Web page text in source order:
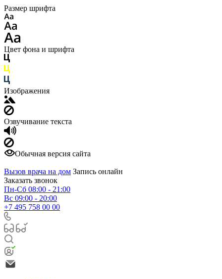
Размер шрифта
Цвет фона и шрифта
Изображения
Озвучивание текста
Обычная версия сайта
Вызов врача на дом Запись онлайн
Заказать звонок
Пн-Сб 08:00 - 21:00
Вс 09:00 - 20:00
+7 495 758 00 00